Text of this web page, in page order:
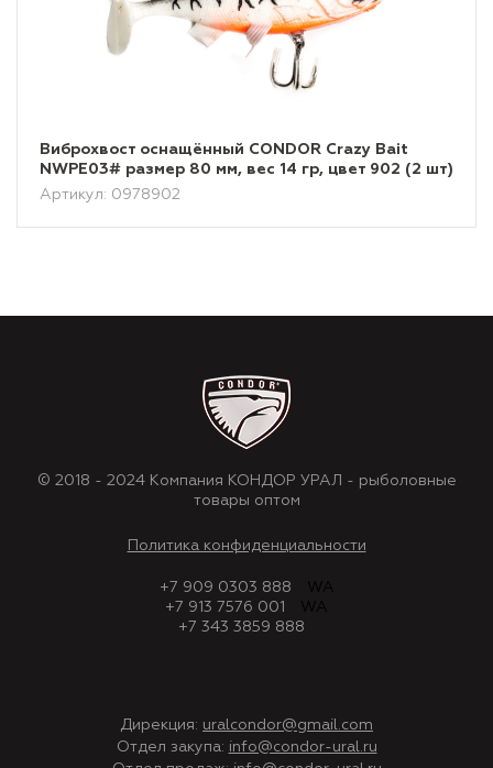
Виброхвост оснащённый CONDOR Crazy Bait
NWPE03# размер 80 мм, вес 14 гр, цвет 902 (2 шт)
Артикул: 0978902
© 2018 - 2024 Компания КОНДОР УРАЛ - рыболовные
товары оптом
Политика конфиденциальности
+7 909 0303 888
WA
+7 913 7576 001
WA
+7 343 3859 888
Дирекция: uralcondor@gmail.com
Отдел закупа: info@condor-ural.ru